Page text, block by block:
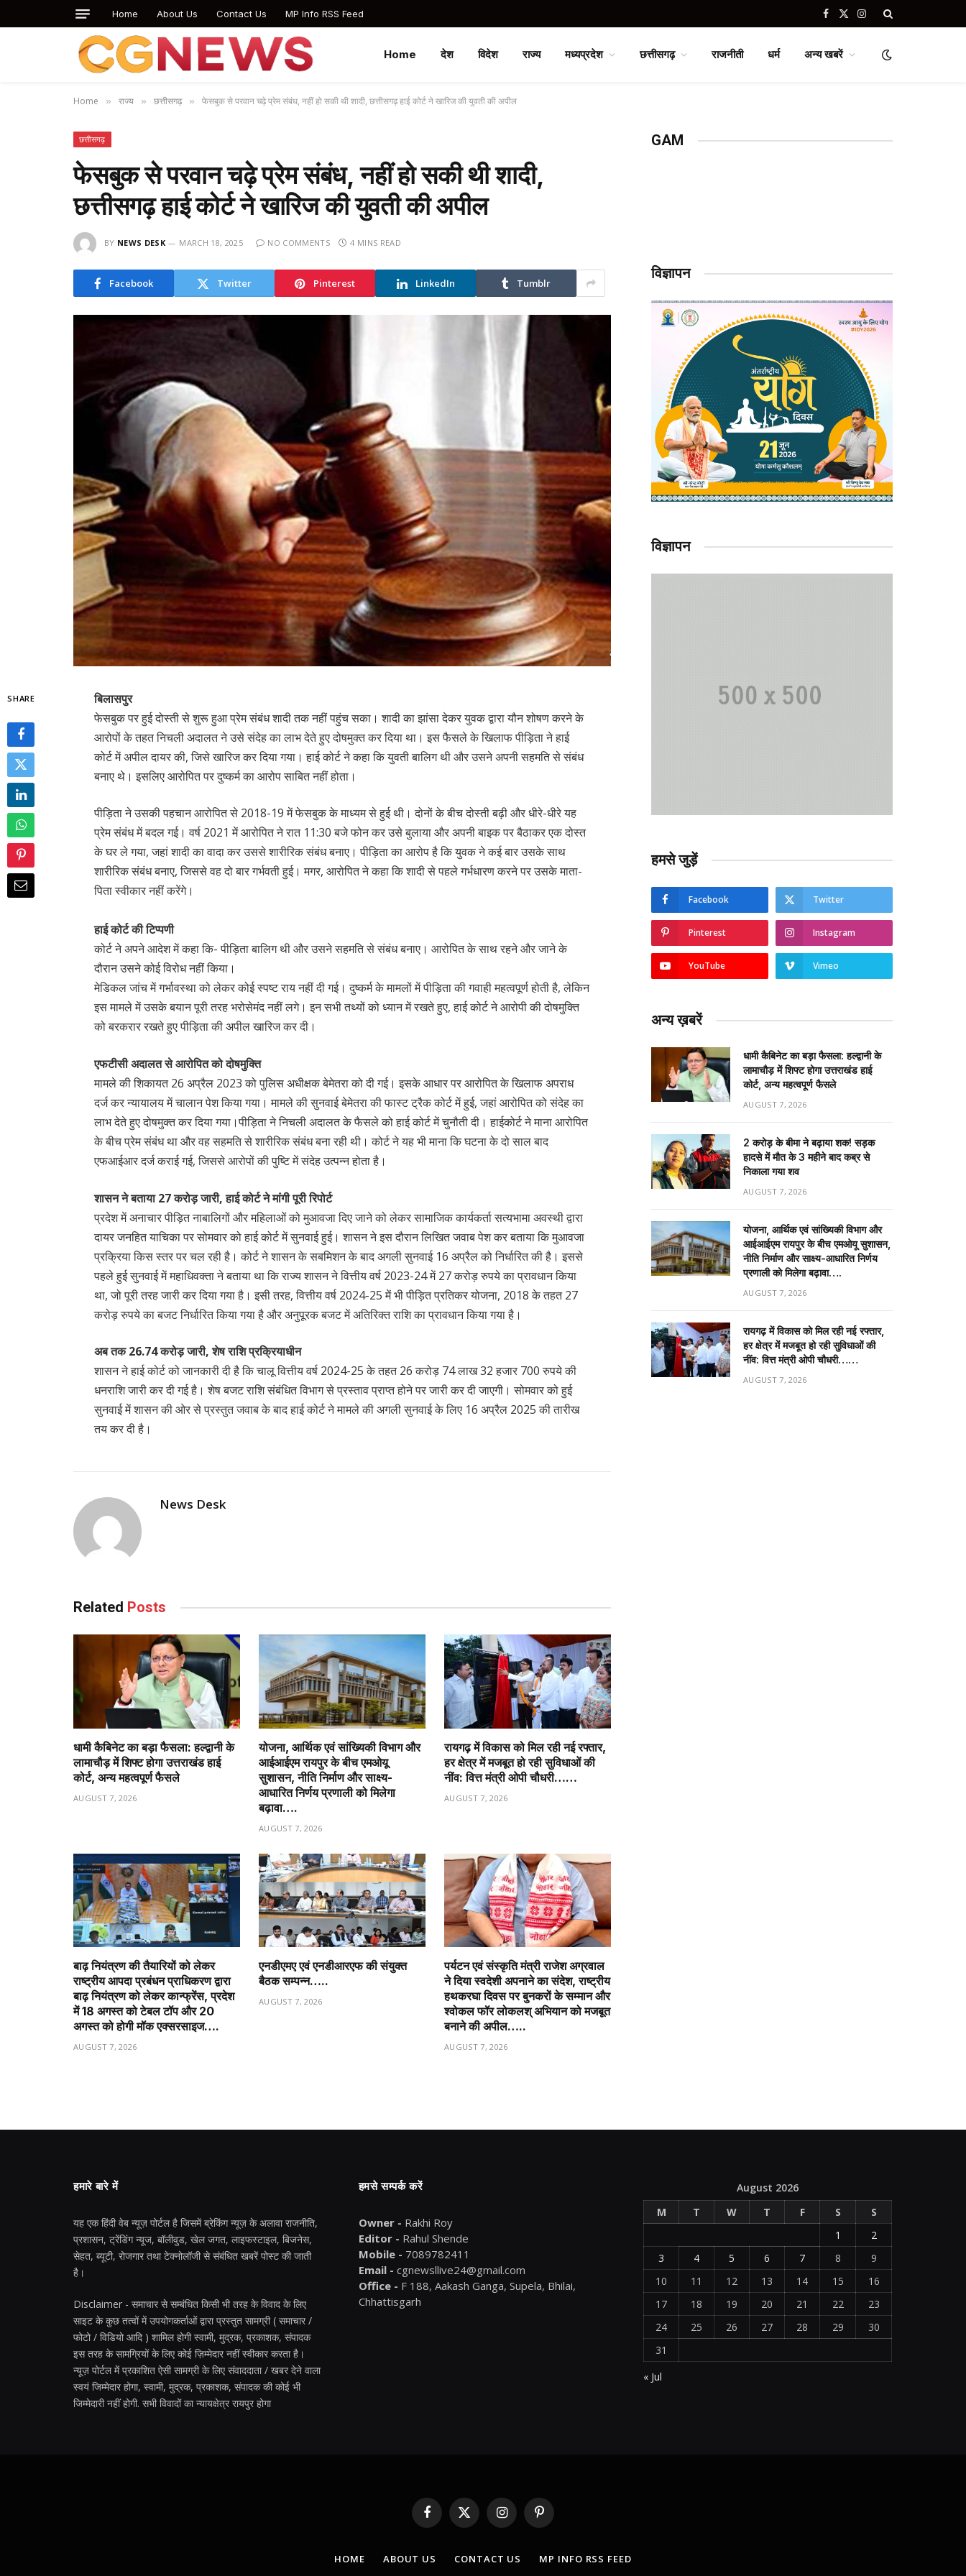
Home About Us Contact Us MP Info RSS Feed Facebook
X
Instagram
Home देश विदेश राज्य मध्यप्रदेश छत्तीसगढ़ राजनीती धर्म अन्य खबरें
Home » राज्य » छत्तीसगढ़ » फेसबुक से परवान चढ़े प्रेम संबंध, नहीं हो सकी थी शादी, छत्तीसगढ़ हाई कोर्ट ने खारिज की युवती की अपील
छत्तीसगढ़
फेसबुक से परवान चढ़े प्रेम संबंध, नहीं हो सकी थी शादी,
छत्तीसगढ़ हाई कोर्ट ने खारिज की युवती की अपील
BY NEWS DESK MARCH 18, 2025 NO COMMENTS 4 MINS READ
Facebook Twitter Pinterest LinkedIn Tumblr
SHARE
बिलासपुर
फेसबुक पर हुई दोस्ती से शुरू हुआ प्रेम संबंध शादी तक नहीं पहुंच सका। शादी का झांसा देकर युवक द्वारा यौन शोषण करने के
आरोपों के तहत निचली अदालत ने उसे संदेह का लाभ देते हुए दोषमुक्त कर दिया था। इस फैसले के खिलाफ पीड़िता ने हाई
कोर्ट में अपील दायर की, जिसे खारिज कर दिया गया। हाई कोर्ट ने कहा कि युवती बालिग थी और उसने अपनी सहमति से संबंध
बनाए थे। इसलिए आरोपित पर दुष्कर्म का आरोप साबित नहीं होता।
पीड़िता ने उसकी पहचान आरोपित से 2018-19 में फेसबुक के माध्यम से हुई थी। दोनों के बीच दोस्ती बढ़ी और धीरे-धीरे यह
प्रेम संबंध में बदल गई। वर्ष 2021 में आरोपित ने रात 11:30 बजे फोन कर उसे बुलाया और अपनी बाइक पर बैठाकर एक दोस्त
के घर ले गया, जहां शादी का वादा कर उससे शारीरिक संबंध बनाए। पीड़िता का आरोप है कि युवक ने कई बार उसके साथ
शारीरिक संबंध बनाए, जिससे वह दो बार गर्भवती हुई। मगर, आरोपित ने कहा कि शादी से पहले गर्भधारण करने पर उसके माता-
पिता स्वीकार नहीं करेंगे।
हाई कोर्ट की टिप्पणी
कोर्ट ने अपने आदेश में कहा कि- पीड़िता बालिग थी और उसने सहमति से संबंध बनाए। आरोपित के साथ रहने और जाने के
दौरान उसने कोई विरोध नहीं किया।
मेडिकल जांच में गर्भावस्था को लेकर कोई स्पष्ट राय नहीं दी गई। दुष्कर्म के मामलों में पीड़िता की गवाही महत्वपूर्ण होती है, लेकिन
इस मामले में उसके बयान पूरी तरह भरोसेमंद नहीं लगे। इन सभी तथ्यों को ध्यान में रखते हुए, हाई कोर्ट ने आरोपी की दोषमुक्ति
को बरकरार रखते हुए पीड़िता की अपील खारिज कर दी।
एफटीसी अदालत से आरोपित को दोषमुक्ति
मामले की शिकायत 26 अप्रैल 2023 को पुलिस अधीक्षक बेमेतरा को दी गई। इसके आधार पर आरोपित के खिलाफ अपराध
दर्ज कर न्यायालय में चालान पेश किया गया। मामले की सुनवाई बेमेतरा की फास्ट ट्रैक कोर्ट में हुई, जहां आरोपित को संदेह का
लाभ देते हुए दोषमुक्त कर दिया गया।पीड़िता ने निचली अदालत के फैसले को हाई कोर्ट में चुनौती दी। हाईकोर्ट ने माना आरोपित
के बीच प्रेम संबंध था और वह सहमति से शारीरिक संबंध बना रही थी। कोर्ट ने यह भी माना कि घटना के दो साल बाद
एफआईआर दर्ज कराई गई, जिससे आरोपों की पुष्टि में संदेह उत्पन्न होता है।
शासन ने बताया 27 करोड़ जारी, हाई कोर्ट ने मांगी पूरी रिपोर्ट
प्रदेश में अनाचार पीड़ित नाबालिगों और महिलाओं को मुआवजा दिए जाने को लेकर सामाजिक कार्यकर्ता सत्यभामा अवस्थी द्वारा
दायर जनहित याचिका पर सोमवार को हाई कोर्ट में सुनवाई हुई। शासन ने इस दौरान लिखित जवाब पेश कर बताया कि मुआवजा
प्रक्रिया किस स्तर पर चल रही है। कोर्ट ने शासन के सबमिशन के बाद अगली सुनवाई 16 अप्रैल को निर्धारित की है। इससे
पहले हुई सुनवाई में महाधिवक्ता ने बताया था कि राज्य शासन ने वित्तीय वर्ष 2023-24 में 27 करोड़ रुपये का प्रावधान किया
था, जो पूरी तरह जारी कर दिया गया है। इसी तरह, वित्तीय वर्ष 2024-25 में भी पीड़ित प्रतिकर योजना, 2018 के तहत 27
करोड़ रुपये का बजट निर्धारित किया गया है और अनुपूरक बजट में अतिरिक्त राशि का प्रावधान किया गया है।
अब तक 26.74 करोड़ जारी, शेष राशि प्रक्रियाधीन
शासन ने हाई कोर्ट को जानकारी दी है कि चालू वित्तीय वर्ष 2024-25 के तहत 26 करोड़ 74 लाख 32 हजार 700 रुपये की
धनराशि जारी कर दी गई है। शेष बजट राशि संबंधित विभाग से प्रस्ताव प्राप्त होने पर जारी कर दी जाएगी। सोमवार को हुई
सुनवाई में शासन की ओर से प्रस्तुत जवाब के बाद हाई कोर्ट ने मामले की अगली सुनवाई के लिए 16 अप्रैल 2025 की तारीख
तय कर दी है।
News Desk
Related Posts
धामी कैबिनेट का बड़ा फैसला: हल्द्वानी के
लामाचौड़ में शिफ्ट होगा उत्तराखंड हाई
कोर्ट, अन्य महत्वपूर्ण फैसले
AUGUST 7, 2026
योजना, आर्थिक एवं सांख्यिकी विभाग और
आईआईएम रायपुर के बीच एमओयू
सुशासन, नीति निर्माण और साक्ष्य-
आधारित निर्णय प्रणाली को मिलेगा
बढ़ावा….
AUGUST 7, 2026
रायगढ़ में विकास को मिल रही नई रफ्तार,
हर क्षेत्र में मजबूत हो रही सुविधाओं की
नींव: वित्त मंत्री ओपी चौधरी……
AUGUST 7, 2026
बाढ़ नियंत्रण की तैयारियों को लेकर
राष्ट्रीय आपदा प्रबंधन प्राधिकरण द्वारा
बाढ़ नियंत्रण को लेकर कान्फ्रेंस, प्रदेश
में 18 अगस्त को टेबल टॉप और 20
अगस्त को होगी मॉक एक्सरसाइज….
AUGUST 7, 2026
एनडीएमए एवं एनडीआरएफ की संयुक्त
बैठक सम्पन्न…..
AUGUST 7, 2026
पर्यटन एवं संस्कृति मंत्री राजेश अग्रवाल
ने दिया स्वदेशी अपनाने का संदेश, राष्ट्रीय
हथकरघा दिवस पर बुनकरों के सम्मान और
श्वोकल फॉर लोकलश् अभियान को मजबूत
बनाने की अपील…..
AUGUST 7, 2026
GAM
विज्ञापन
विज्ञापन
हमसे जुड़ें
Facebook Twitter
Pinterest Instagram
YouTube Vimeo
अन्य ख़बरें
धामी कैबिनेट का बड़ा फैसला: हल्द्वानी के
लामाचौड़ में शिफ्ट होगा उत्तराखंड हाई
कोर्ट, अन्य महत्वपूर्ण फैसले
AUGUST 7, 2026
2 करोड़ के बीमा ने बढ़ाया शक! सड़क
हादसे में मौत के 3 महीने बाद कब्र से
निकाला गया शव
AUGUST 7, 2026
योजना, आर्थिक एवं सांख्यिकी विभाग और
आईआईएम रायपुर के बीच एमओयू सुशासन,
नीति निर्माण और साक्ष्य-आधारित निर्णय
प्रणाली को मिलेगा बढ़ावा….
AUGUST 7, 2026
रायगढ़ में विकास को मिल रही नई रफ्तार,
हर क्षेत्र में मजबूत हो रही सुविधाओं की
नींव: वित्त मंत्री ओपी चौधरी……
AUGUST 7, 2026
हमारे बारे में
यह एक हिंदी वेब न्यूज़ पोर्टल है जिसमें ब्रेकिंग न्यूज़ के अलावा राजनीति,
प्रशासन, ट्रेंडिंग न्यूज, बॉलीवुड, खेल जगत, लाइफस्टाइल, बिजनेस,
सेहत, ब्यूटी, रोजगार तथा टेक्नोलॉजी से संबंधित खबरें पोस्ट की जाती
है।
Disclaimer - समाचार से सम्बंधित किसी भी तरह के विवाद के लिए
साइट के कुछ तत्वों में उपयोगकर्ताओं द्वारा प्रस्तुत सामग्री ( समाचार /
फोटो / विडियो आदि ) शामिल होगी स्वामी, मुद्रक, प्रकाशक, संपादक
इस तरह के सामग्रियों के लिए कोई ज़िम्मेदार नहीं स्वीकार करता है।
न्यूज़ पोर्टल में प्रकाशित ऐसी सामग्री के लिए संवाददाता / खबर देने वाला
स्वयं जिम्मेदार होगा, स्वामी, मुद्रक, प्रकाशक, संपादक की कोई भी
जिम्मेदारी नहीं होगी. सभी विवादों का न्यायक्षेत्र रायपुर होगा
हमसे सम्पर्क करें
Owner - Rakhi Roy
Editor - Rahul Shende
Mobile - 7089782411
Email - cgnewsllive24@gmail.com
Office - F 188, Aakash Ganga, Supela, Bhilai,
Chhattisgarh
August 2026
M
T W T F S
S
1
2
3
4 5 6 7 8
9
10
11 12 13 14 15
16
17
18 19 20 21 22
23
24
25 26 27 28 29
30
31
« Jul
Facebook
X
(Twitter)
InstagramPinterest
HOME ABOUT US CONTACT US MP INFO RSS FEED